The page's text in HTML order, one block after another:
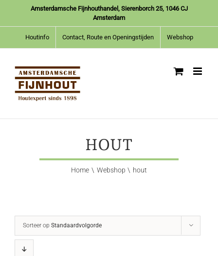
inhoud
Amsterdamsche Fijnhouthandel, Sierenborch 25, 1046 CJ
Amsterdam
Houtinfo Contact, Route en Openingstijden Webshop
HOUT
Home Webshop hout
Sorteer op Standaardvolgorde